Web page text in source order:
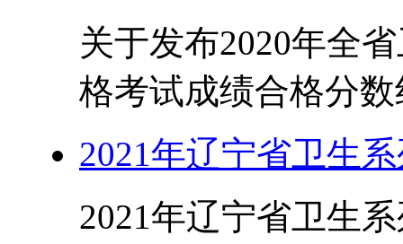
关于发布2020年全
格考试成绩合格分
2021年辽宁省卫生
2021年辽宁省卫生